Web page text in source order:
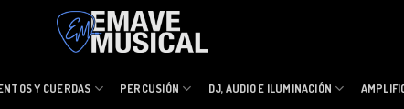
Y CUERDAS PERCUSIÓN DJ, AUDIO E ILUMINACIÓN